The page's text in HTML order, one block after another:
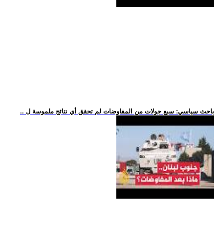
.. باحث سياسي: سبع جولات من المفاوضات لم تحقق أي نتائج ملموسة ل